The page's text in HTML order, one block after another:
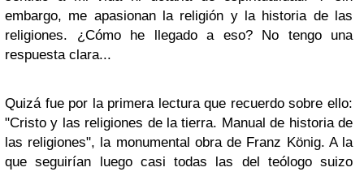
embargo, me apasionan la religión y la historia de las
religiones. ¿Cómo he llegado a eso? No tengo una
respuesta clara...
Quizá fue por la primera lectura que recuerdo sobre ello:
"Cristo y las religiones de la tierra. Manual de historia de
las religiones", la monumental obra de Franz König. A la
que seguirían luego casi todas las del teólogo suizo